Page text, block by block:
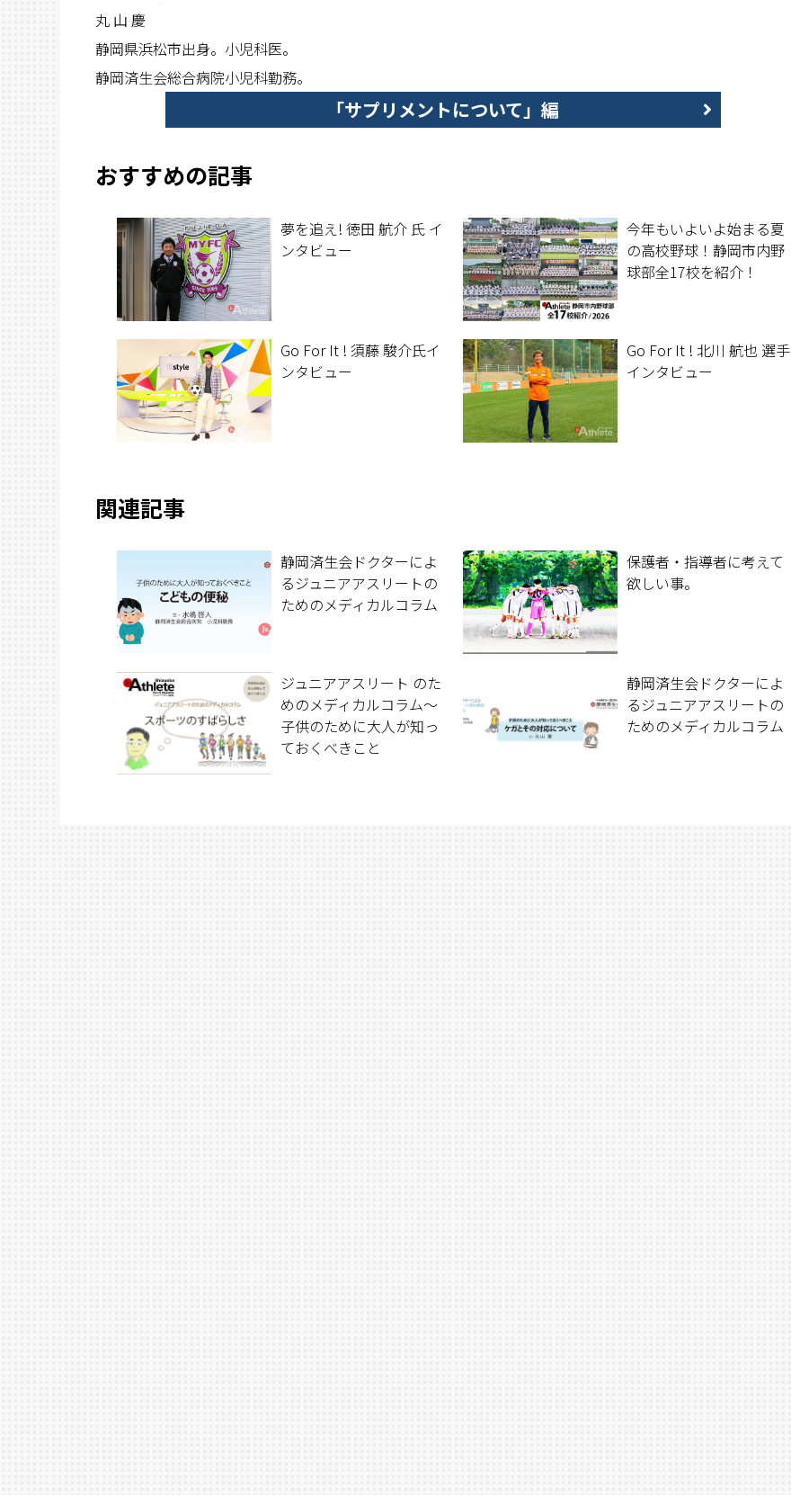
丸 山 慶
静岡県浜松市出身。小児科医。
静岡済生会総合病院小児科勤務。
「サプリメントについて」編
おすすめの記事
夢を追え! 徳田 航介 氏 イ
ンタビュー
今年もいよいよ始まる夏
の高校野球！静岡市内野
球部全17校を紹介！
Go For It ! 須藤 駿介氏イ
ンタビュー
Go For It ! 北川 航也 選手
インタビュー
関連記事
静岡済生会ドクターによ
るジュニアアスリートの
ためのメディカルコラム
保護者・指導者に考えて
欲しい事。
ジュニアアスリート のた
めのメディカルコラム〜
子供のために大人が知っ
ておくべきこと
静岡済生会ドクターによ
るジュニアアスリートの
ためのメディカルコラム